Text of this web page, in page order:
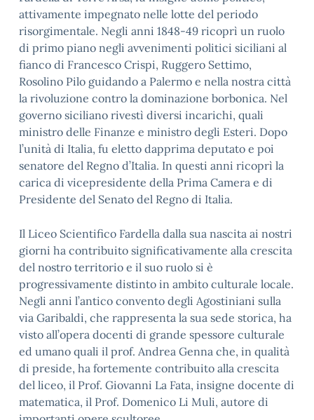
attivamente impegnato nelle lotte del periodo
risorgimentale. Negli anni 1848-49 ricoprì un ruolo
di primo piano negli avvenimenti politici siciliani al
fianco di Francesco Crispi, Ruggero Settimo,
Rosolino Pilo guidando a Palermo e nella nostra città
la rivoluzione contro la dominazione borbonica. Nel
governo siciliano rivestì diversi incarichi, quali
ministro delle Finanze e ministro degli Esteri. Dopo
l’unità di Italia, fu eletto dapprima deputato e poi
senatore del Regno d’Italia. In questi anni ricoprì la
carica di vicepresidente della Prima Camera e di
Presidente del Senato del Regno di Italia.
Il Liceo Scientifico Fardella dalla sua nascita ai nostri
giorni ha contribuito significativamente alla crescita
del nostro territorio e il suo ruolo si è
progressivamente distinto in ambito culturale locale.
Negli anni l’antico convento degli Agostiniani sulla
via Garibaldi, che rappresenta la sua sede storica, ha
visto all’opera docenti di grande spessore culturale
ed umano quali il prof. Andrea Genna che, in qualità
di preside, ha fortemente contribuito alla crescita
del liceo, il Prof. Giovanni La Fata, insigne docente di
matematica, il Prof. Domenico Li Muli, autore di